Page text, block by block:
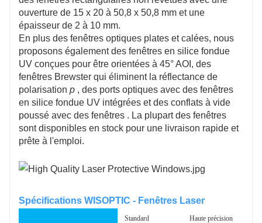
ouverture de 15 x 20 à 50,8 x 50,8 mm et une
épaisseur de 2 à 10 mm.
En plus des fenêtres optiques plates et calées, nous
proposons également des fenêtres en silice fondue
UV conçues pour être orientées à 45° AOI, des
fenêtres Brewster qui éliminent la réflectance de
polarisation p , des ports optiques avec des fenêtres
en silice fondue UV intégrées et des conflats à vide
poussé avec des fenêtres . La plupart des fenêtres
sont disponibles en stock pour une livraison rapide et
prête à l'emploi.
Spécifications WISOPTIC - Fenêtres Laser
Standard Haute précision